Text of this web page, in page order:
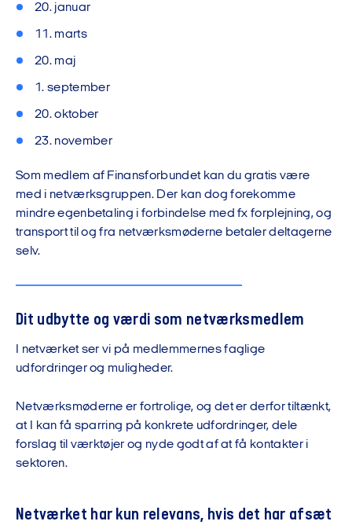
20. januar
11. marts
20. maj
1. september
20. oktober
23. november
Som medlem af Finansforbundet kan du gratis være
med i netværksgruppen. Der kan dog forekomme
mindre egenbetaling i forbindelse med fx forplejning, og
transport til og fra netværksmøderne betaler deltagerne
selv.
Dit udbytte og værdi som netværksmedlem
I netværket ser vi på medlemmernes faglige
udfordringer og muligheder.
Netværksmøderne er fortrolige, og det er derfor tiltænkt,
at I kan få sparring på konkrete udfordringer, dele
forslag til værktøjer og nyde godt af at få kontakter i
sektoren.
Netværket har kun relevans, hvis det har afsæt